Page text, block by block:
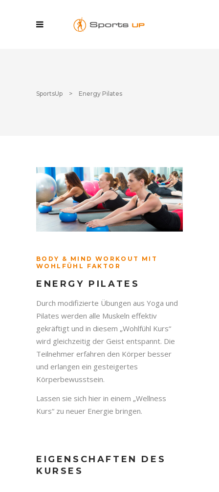
SportsUp > Energy Pilates
BODY & MIND WORKOUT MIT
WOHLFÜHL FAKTOR
ENERGY PILATES
Durch modifizierte Übungen aus Yoga und
Pilates werden alle Muskeln effektiv
gekräftigt und in diesem „Wohlfühl Kurs“
wird gleichzeitig der Geist entspannt. Die
Teilnehmer erfahren den Körper besser
und erlangen ein gesteigertes
Körperbewusstsein.
Lassen sie sich hier in einem „Wellness
Kurs“ zu neuer Energie bringen.
EIGENSCHAFTEN DES
KURSES